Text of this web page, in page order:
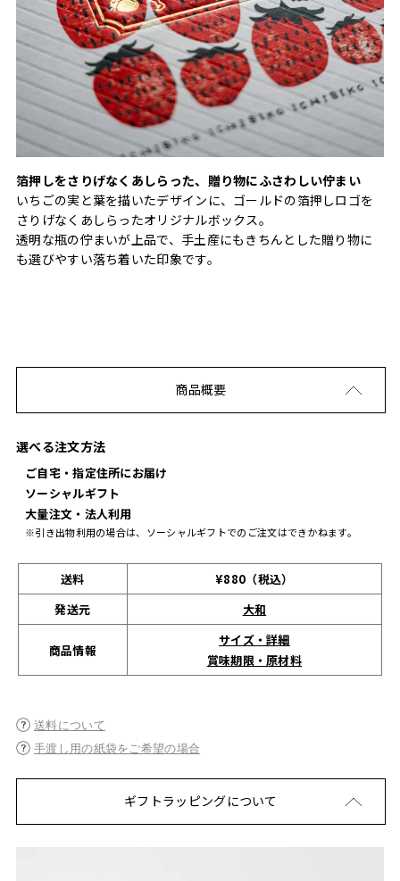
箔押しをさりげなくあしらった、贈り物にふさわしい佇まい
いちごの実と葉を描いたデザインに、ゴールドの箔押しロゴを
さりげなくあしらったオリジナルボックス。
透明な瓶の佇まいが上品で、手土産にもきちんとした贈り物に
も選びやすい落ち着いた印象です。
商品概要
選べる注文方法
ご自宅・指定住所にお届け
ソーシャルギフト
大量注文・法人利用
※引き出物利用の場合は、ソーシャルギフトでのご注文はできかねます。
送料
¥880（税込）
発送元
大和
商品情報
サイズ・詳細
賞味期限・原材料
送料について
手渡し用の紙袋をご希望の場合
ギフトラッピングについて